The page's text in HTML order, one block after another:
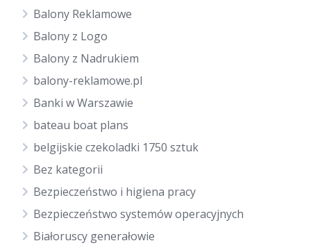
Balony Reklamowe
Balony z Logo
Balony z Nadrukiem
balony-reklamowe.pl
Banki w Warszawie
bateau boat plans
belgijskie czekoladki 1750 sztuk
Bez kategorii
Bezpieczeństwo i higiena pracy
Bezpieczeństwo systemów operacyjnych
Białoruscy generałowie